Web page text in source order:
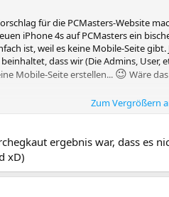
für die PCMasters-Website
iPhone 4s auf PCMasters ein
ist, weil es keine Mobile-Seite
dass wir (Die Admins,
Mobile-Seite erstellen... 😉 Wäre
Zum Vergrößern
ergebnis war, dass es
xD)